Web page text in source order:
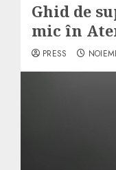
Ghid de
mic în
PRESS